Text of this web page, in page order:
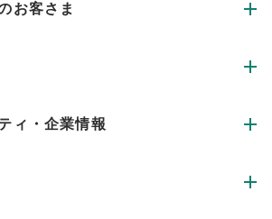
お客さま
ィ・企業情報